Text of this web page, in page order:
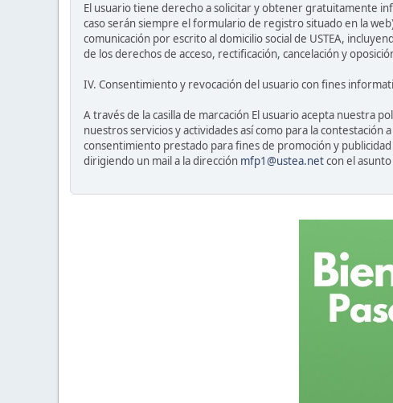
El usuario tiene derecho a solicitar y obtener gratuitamente
caso serán siempre el formulario de registro situado en la
comunicación por escrito al domicilio social de USTEA,
de los derechos de acceso, rectificación, cancelación y
IV. Consentimiento y revocación del usuario con fines
A través de la casilla de marcación El usuario acepta nuestra
nuestros servicios y actividades así como para la
consentimiento prestado para fines de promoción y
dirigiendo un mail a la dirección mfp1@ustea.netcon el